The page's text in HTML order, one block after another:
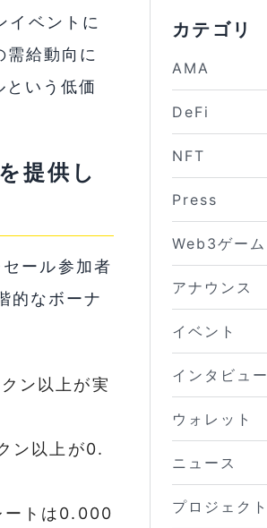
イベントに
給動向に
いう低価
提供し
ール参加者
的なボーナ
ン以上が実
ン以上が0.
ートは0.000
カテゴリ
AMA
DeFi
NFT
Press
Web3ゲーム
アナウンス
イベント
インタビュー
ウォレット
ニュース
プロジェクト